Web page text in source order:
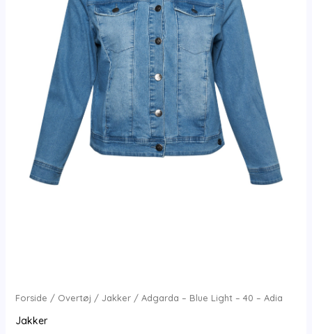
Forside / Overtøj / Jakker/ Adgarda – Blue Light – 40 – Adia
Jakker